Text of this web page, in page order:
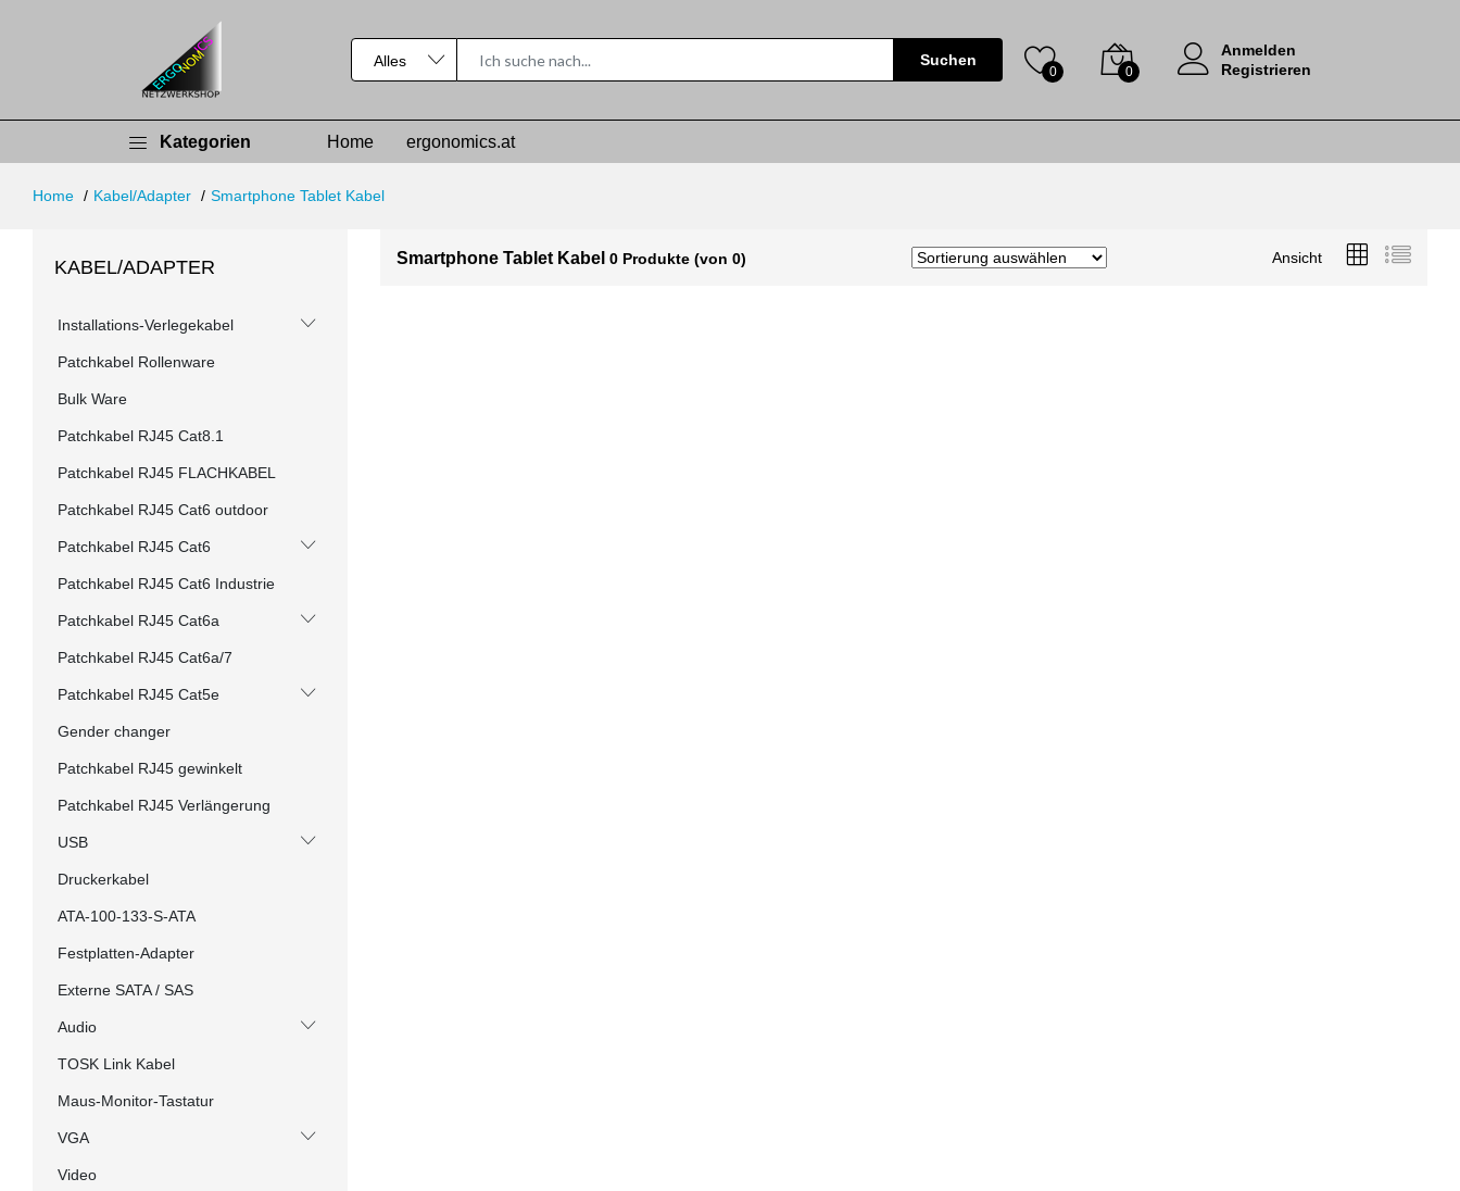
Suchen
0 0
Anmelden
Registrieren
Kategorien Home ergonomics.at
Home Kabel/Adapter Smartphone Tablet Kabel
KABEL/ADAPTER
Installations-Verlegekabel
Patchkabel Rollenware
Bulk Ware
Patchkabel RJ45 Cat8.1
Patchkabel RJ45 FLACHKABEL
Patchkabel RJ45 Cat6 outdoor
Patchkabel RJ45 Cat6
Patchkabel RJ45 Cat6 Industrie
Patchkabel RJ45 Cat6a
Patchkabel RJ45 Cat6a/7
Patchkabel RJ45 Cat5e
Gender changer
Patchkabel RJ45 gewinkelt
Patchkabel RJ45 Verlängerung
USB
Druckerkabel
ATA-100-133-S-ATA
Festplatten-Adapter
Externe SATA / SAS
Audio
TOSK Link Kabel
Maus-Monitor-Tastatur
VGA
Video
Smartphone Tablet Kabel 0 Produkte (von 0) Ansicht